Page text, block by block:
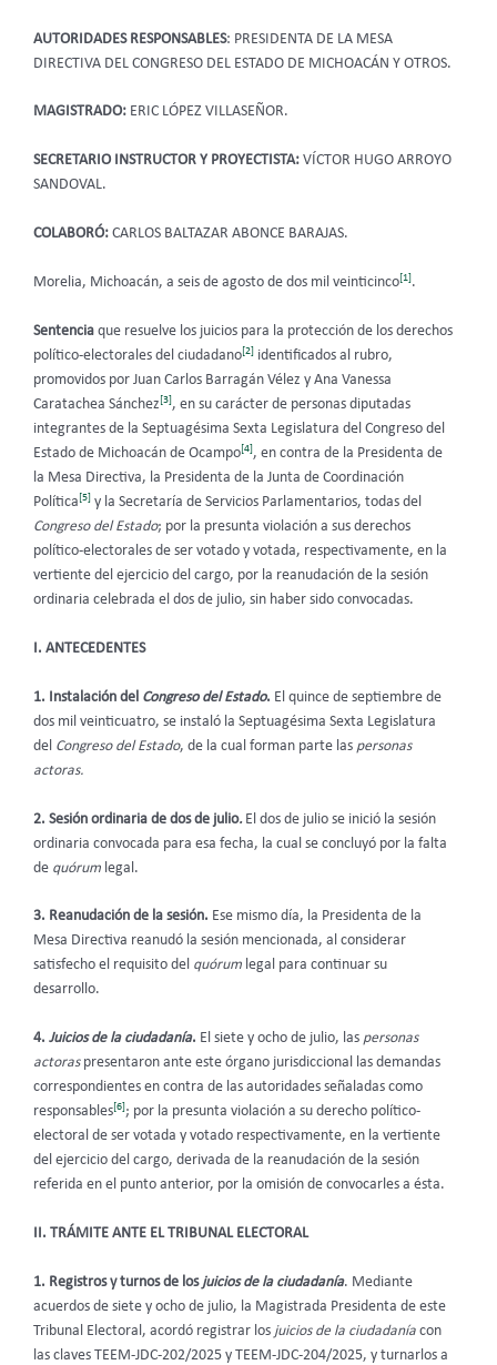
AUTORIDADES RESPONSABLES: PRESIDENTA DE LA MESA
DIRECTIVA DEL CONGRESO DEL ESTADO DE MICHOACÁN Y OTROS.
MAGISTRADO: ERIC LÓPEZ VILLASEÑOR.
SECRETARIO INSTRUCTOR Y PROYECTISTA: VÍCTOR HUGO ARROYO
SANDOVAL.
COLABORÓ: CARLOS BALTAZAR ABONCE BARAJAS.
Morelia, Michoacán, a seis de agosto de dos mil veinticinco[1].
Sentencia que resuelve los juicios para la protección de los derechos
político-electorales del ciudadano[2] identificados al rubro,
promovidos por Juan Carlos Barragán Vélez y Ana Vanessa
Caratachea Sánchez[3], en su carácter de personas diputadas
integrantes de la Septuagésima Sexta Legislatura del Congreso del
Estado de Michoacán de Ocampo[4], en contra de la Presidenta de
la Mesa Directiva, la Presidenta de la Junta de Coordinación
Política[5] y la Secretaría de Servicios Parlamentarios, todas del
Congreso del Estado; por la presunta violación a sus derechos
político-electorales de ser votado y votada, respectivamente, en la
vertiente del ejercicio del cargo, por la reanudación de la sesión
ordinaria celebrada el dos de julio, sin haber sido convocadas.
I. ANTECEDENTES
1. Instalación del Congreso del Estado. El quince de septiembre de
dos mil veinticuatro, se instaló la Septuagésima Sexta Legislatura
del Congreso del Estado, de la cual forman parte las personas
actoras.
2. Sesión ordinaria de dos de julio.El dos de julio se inició la sesión
ordinaria convocada para esa fecha, la cual se concluyó por la falta
de quórum legal.
3. Reanudación de la sesión. Ese mismo día, la Presidenta de la
Mesa Directiva reanudó la sesión mencionada, al considerar
satisfecho el requisito del quórum legal para continuar su
desarrollo.
4. Juicios de la ciudadanía. El siete y ocho de julio, las personas
actoraspresentaron ante este órgano jurisdiccional las demandas
correspondientes en contra de las autoridades señaladas como
responsables[6]; por la presunta violación a su derecho político-
electoral de ser votada y votado respectivamente, en la vertiente
del ejercicio del cargo, derivada de la reanudación de la sesión
referida en el punto anterior, por la omisión de convocarles a ésta.
II. TRÁMITE ANTE EL TRIBUNAL ELECTORAL
1. Registros y turnos de los juicios de la ciudadanía. Mediante
acuerdos de siete y ocho de julio, la Magistrada Presidenta de este
Tribunal Electoral, acordó registrar los juicios de la ciudadanía con
las claves TEEM-JDC-202/2025 y TEEM-JDC-204/2025, y turnarlos a